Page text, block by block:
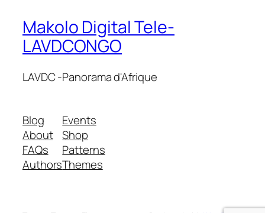
Makolo Digital Tele-
LAVDCONGO
LAVDC -Panorama d'Afrique
Blog
About
FAQs
Authors
Events
Shop
Patterns
Themes